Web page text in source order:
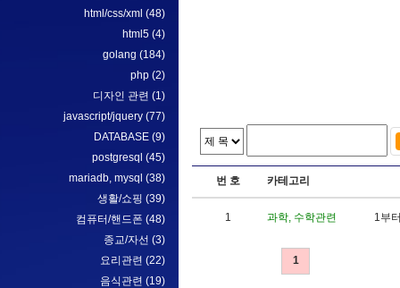
html/css/xml (48)
html5 (4)
golang (184)
php (2)
디자인 관련 (1)
javascript/jquery (77)
DATABASE (9)
postgresql (45)
mariadb, mysql (38)
생활/쇼핑 (39)
컴퓨터/핸드폰 (48)
종교/자선 (3)
요리관련 (22)
음식관련 (19)
번 호 카테고리
1 과학, 수학관련 1부
1